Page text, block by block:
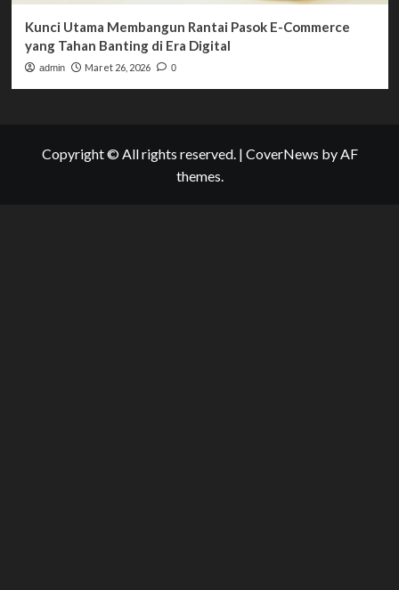
Kunci Utama Membangun Rantai Pasok E-Commerce
yang Tahan Banting di Era Digital
admin Maret 26, 2026 0
Copyright © All rights reserved. | CoverNews by AF
themes.